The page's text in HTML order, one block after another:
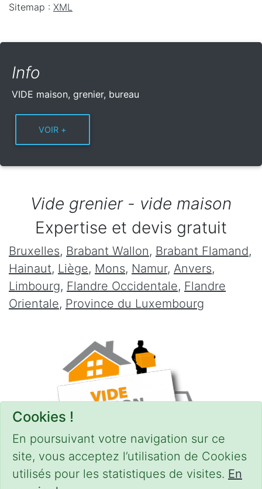
Cookies !
En poursuivant votre navigation sur ce
site, vous acceptez l’utilisation de Cookies
utilisés pour les statistiques de visites. En
Sitemap : XML
Info
VIDE maison, grenier, bureau
Vide grenier - vide maison
Expertise et devis gratuit
Bruxelles, Brabant Wallon, Brabant Flamand,
Hainaut, Liège, Mons, Namur, Anvers,
Limbourg, Flandre Occidentale, Flandre
Orientale, Province du Luxembourg